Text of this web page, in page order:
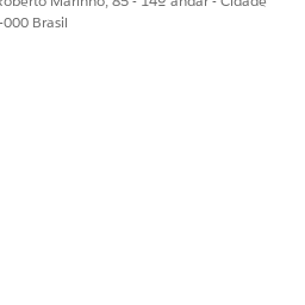
podem identificar sites e
000 Brasil